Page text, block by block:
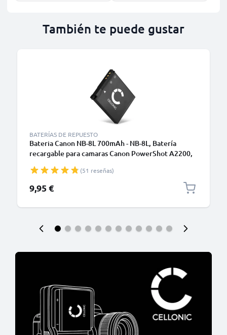
También te puede gustar
BATERÍAS DE REPUESTO
Bateria Canon NB-8L 700mAh - NB-8L, Batería
recargable para camaras Canon PowerShot A2200,
3300 IS, 3350 IS (51 reseñas)
9,95 €